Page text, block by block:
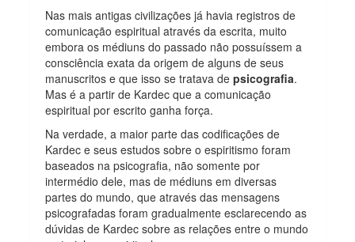
Nas mais antigas civilizações já havia registros de
comunicação espiritual através da escrita, muito
embora os médiuns do passado não possuíssem a
consciência exata da origem de alguns de seus
manuscritos e que isso se tratava depsicografia.
Mas é a partir de Kardec que a comunicação
espiritual por escrito ganha força.
Na verdade, a maior parte das codificações de
Kardec e seus estudos sobre o espiritismo foram
baseados na psicografia, não somente por
intermédio dele, mas de médiuns em diversas
partes do mundo, que através das mensagens
psicografadas foram gradualmente esclarecendo as
dúvidas de Kardec sobre as relações entre o mundo